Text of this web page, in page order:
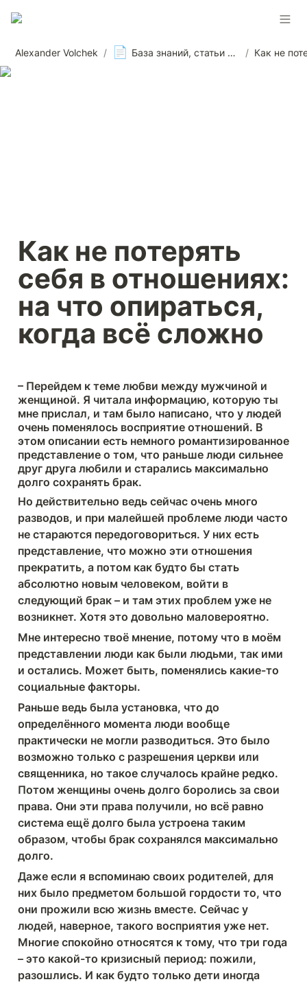
Alexander Volchek / 📄 База знаний, статьи и материалы, новости /
Как не потерять
себя в отношениях:
на что опираться,
когда всё сложно
– Перейдем к теме любви между мужчиной и
женщиной. Я читала информацию, которую ты
мне прислал, и там было написано, что у людей
очень поменялось восприятие отношений. В
этом описании есть немного романтизированное
представление о том, что раньше люди сильнее
друг друга любили и старались максимально
долго сохранять брак.
Но действительно ведь сейчас очень много
разводов, и при малейшей проблеме люди часто
не стараются передоговориться. У них есть
представление, что можно эти отношения
прекратить, а потом как будто бы стать
абсолютно новым человеком, войти в
следующий брак – и там этих проблем уже не
возникнет. Хотя это довольно маловероятно.
Мне интересно твоё мнение, потому что в моём
представлении люди как были людьми, так ими
и остались. Может быть, поменялись какие-то
социальные факторы.
Раньше ведь была установка, что до
определённого момента люди вообще
практически не могли разводиться. Это было
возможно только с разрешения церкви или
священника, но такое случалось крайне редко.
Потом женщины очень долго боролись за свои
права. Они эти права получили, но всё равно
система ещё долго была устроена таким
образом, чтобы брак сохранялся максимально
долго.
Даже если я вспоминаю своих родителей, для
них было предметом большой гордости то, что
они прожили всю жизнь вместе. Сейчас у
людей, наверное, такого восприятия уже нет.
Многие спокойно относятся к тому, что три года
– это какой-то кризисный период: пожили,
разошлись. И как будто только дети иногда